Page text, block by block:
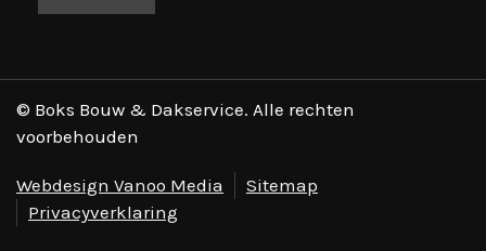
© Boks Bouw & Dakservice. Alle rechten
voorbehouden
Webdesign Vanoo Media
Sitemap
Privacyverklaring